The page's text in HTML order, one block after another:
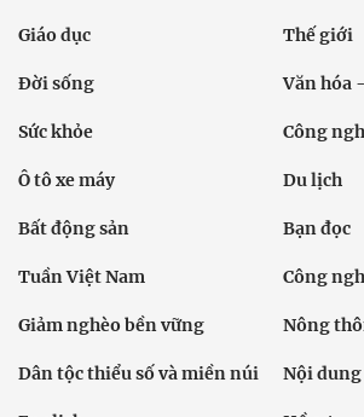
Giáo dục Thế giới
Đời sống Văn hóa
Sức khỏe Công
Ô tô xe máy Du lịch
Bất động sản Bạn đọc
Tuần Việt Nam Công
Giảm nghèo bền vững Nông
Dân tộc thiểu số và miền núi Nội dung